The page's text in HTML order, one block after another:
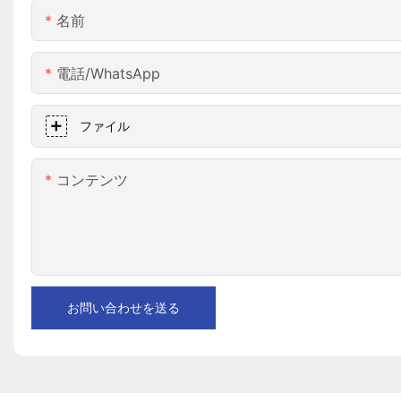
名前
電話/WhatsApp
ファイル
コンテンツ
お問い合わせを送る